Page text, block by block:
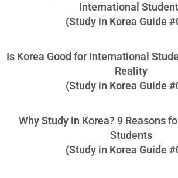
International
(Study in Korea Guide
Is Korea Good for International
Reality
(Study in Korea Guide
Why Study in Korea? 9 Reasons
Students
(Study in Korea Guide